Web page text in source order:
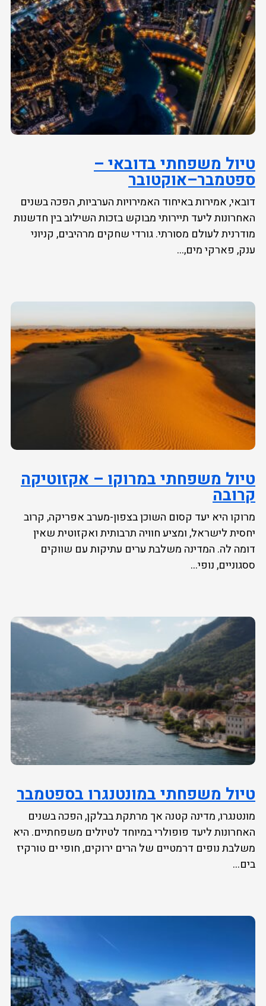
טיול משפחתי בדובאי –
ספטמבר–אוקטובר
דובאי, אמירות באיחוד האמירויות הערביות, הפכה בשנים
האחרונות ליעד תיירותי מבוקש בזכות השילוב בין חדשנות
מודרנית לעולם מסורתי. גורדי שחקים מרהיבים, קניוני
ענק, פארקי מים,...
טיול משפחתי במרוקו – אקזוטיקה
קרובה
מרוקו היא יעד קסום השוכן בצפון-מערב אפריקה, קרוב
יחסית לישראל, ומציע חוויה תרבותית ואקזוטית שאין
דומה לה. המדינה משלבת ערים עתיקות עם שווקים
ססגוניים, נופי...
טיול משפחתי במונטנגרו בספטמבר
מונטנגרו, מדינה קטנה אך מרתקת בבלקן, הפכה בשנים
האחרונות ליעד פופולרי במיוחד לטיולים משפחתיים. היא
משלבת נופים דרמטיים של הרים ירוקים, חופי ים טורקיז
בים...